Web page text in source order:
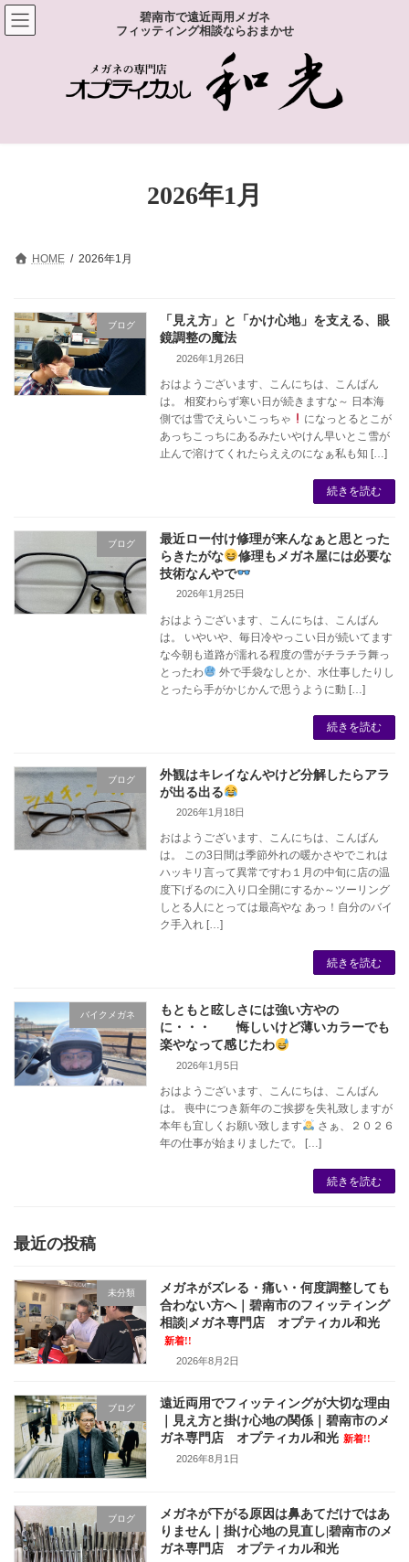
コ
ン
テ
ナ
ビ
ゲ
碧南市で遠近両用メガネ
フィッティング相談ならおまかせ
2026年1月
HOME 2026年1月
ブログ
「見え方」と「かけ心地」を支える、眼
鏡調整の魔法
2026年1月26日
おはようございます、こんにちは、こんばん
は。 相変わらず寒い日が続きますな～ 日本海
側では雪でえらいこっちゃ
になっとるとこが
あっちこっちにあるみたいやけん早いとこ雪が
止んで溶けてくれたらええのになぁ私も知 […]
続きを読む
ブログ
最近ロー付け修理が来んなぁと思とった
らきたがな
修理もメガネ屋には必要な
技術なんやで
2026年1月25日
おはようございます、こんにちは、こんばん
は。 いやいや、毎日冷やっこい日が続いてます
な今朝も道路が濡れる程度の雪がチラチラ舞っ
とったわ
外で手袋なしとか、水仕事したりし
とったら手がかじかんで思うように動 […]
続きを読む
ブログ
外観はキレイなんやけど分解したらアラ
が出る出る
2026年1月18日
おはようございます、こんにちは、こんばん
は。 この3日間は季節外れの暖かさやでこれは
ハッキリ言って異常ですわ１月の中旬に店の温
度下げるのに入り口全開にするか～ツーリング
しとる人にとっては最高やな あっ！自分のバイ
ク手入れ […]
続きを読む
バイクメガネ
もともと眩しさには強い方やの
に・・・ 悔しいけど薄いカラーでも
楽やなって感じたわ
2026年1月5日
おはようございます、こんにちは、こんばん
は。 喪中につき新年のご挨拶を失礼致しますが
本年も宜しくお願い致します
さぁ、２０２６
年の仕事が始まりましたで。 […]
続きを読む
最近の投稿
未分類
メガネがズレる・痛い・何度調整しても
合わない方へ｜碧南市のフィッティング
相談|メガネ専門店 オプティカル和光
新着!!
2026年8月2日
ブログ
遠近両用でフィッティングが大切な理由
｜見え方と掛け心地の関係｜碧南市のメ
ガネ専門店 オプティカル和光 新着!!
2026年8月1日
ブログ
メガネが下がる原因は鼻あてだけではあ
りません｜掛け心地の見直し|碧南市のメ
ガネ専門店 オプティカル和光